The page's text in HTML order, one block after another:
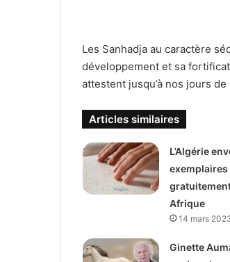
Les Sanhadja au caractère
développement et sa
attestent jusqu’à nos jours
Articles similaires
L’Algérie
exemplaires
Afrique
14 mars
Ginette